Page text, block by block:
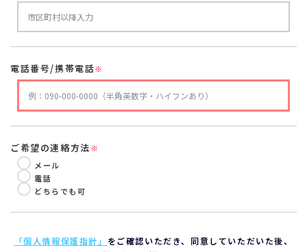
電話番号/携帯電話※
ご希望の連絡方法※
メール
電話
どちらでも可
「個人情報保護指針」 をご確認いただき、同意していただいた後、